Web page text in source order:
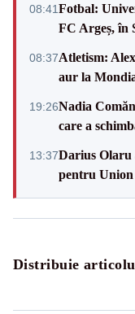
08:41Fotbal:
FC Argeș, în
08:37Atletism:
aur la
19:26Nadia
care a
13:37Darius Olaru
pentru Union
Distribuie